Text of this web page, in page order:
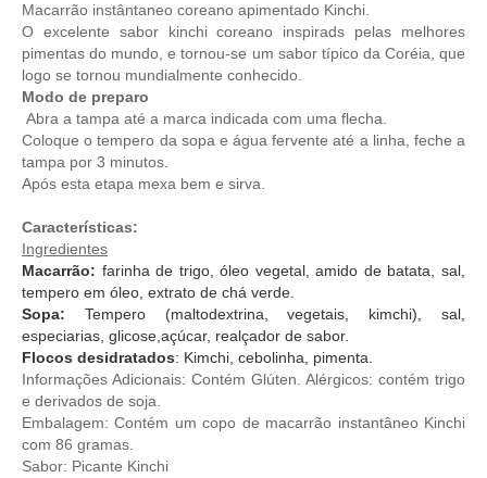
Macarrão instântaneo coreano apimentado Kinchi.
O excelente sabor kinchi coreano inspirads pelas melhores
pimentas do mundo, e tornou-se um sabor típico da Coréia, que
logo se tornou mundialmente conhecido.
Modo de preparo
Abra a tampa até a marca indicada com uma flecha.
Coloque o tempero da sopa e água fervente até a linha, feche a
tampa por 3 minutos.
Após esta etapa mexa bem e sirva.
Características:
Ingredientes
Macarrão: farinha de trigo, óleo vegetal, amido de batata, sal,
tempero em óleo, extrato de chá verde.
Sopa: Tempero (maltodextrina, vegetais, kimchi), sal,
especiarias, glicose,açúcar, realçador de sabor.
Flocos desidratados: Kimchi, cebolinha, pimenta.
Informações Adicionais: Contém Glúten. Alérgicos: contém trigo
e derivados de soja.
Embalagem: Contém um copo de macarrão instantâneo Kinchi
com 86 gramas.
Sabor: Picante Kinchi